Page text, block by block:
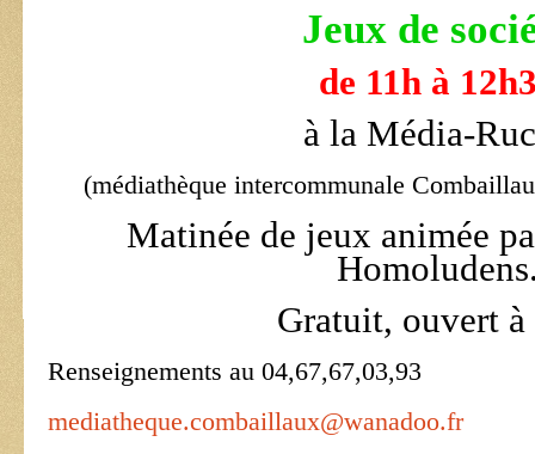
Jeux de
de 11h à
à la Média-
(médiathèque intercommunale
Matinée de jeux animée
Gratuit, ouvert à
Renseignements au 04,67,67,03,93
mediatheque.combaillaux@wanadoo.fr